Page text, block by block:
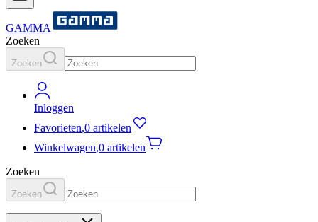
GAMMA
Zoeken
Zoeken
Inloggen
Favorieten,0 artikelen
Winkelwagen,0 artikelen
Zoeken
Zoeken